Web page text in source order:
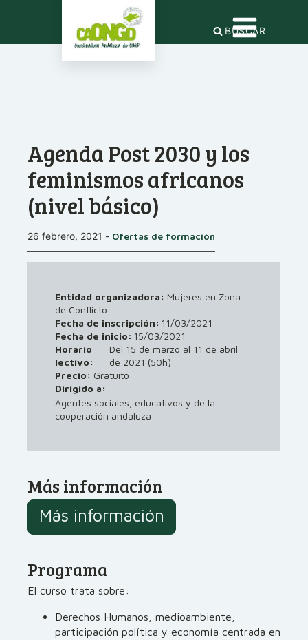
BUSCAR
Agenda Post 2030 y los
feminismos africanos
(nivel básico)
26 febrero, 2021 - Ofertas de formación
Entidad organizadora: Mujeres en Zona
de Conflicto
Fecha de inscripción: 11/03/2021
Fecha de inicio: 15/03/2021
Horario
lectivo:
Del 15 de marzo al 11 de abril
de 2021 (50h)
Precio: Gratuito
Dirigido a:
Agentes sociales, educativos y de la
cooperación andaluza
Más información
Más información
Programa
El curso trata sobre:
Derechos Humanos, medioambiente,
participación política y economía centrada en